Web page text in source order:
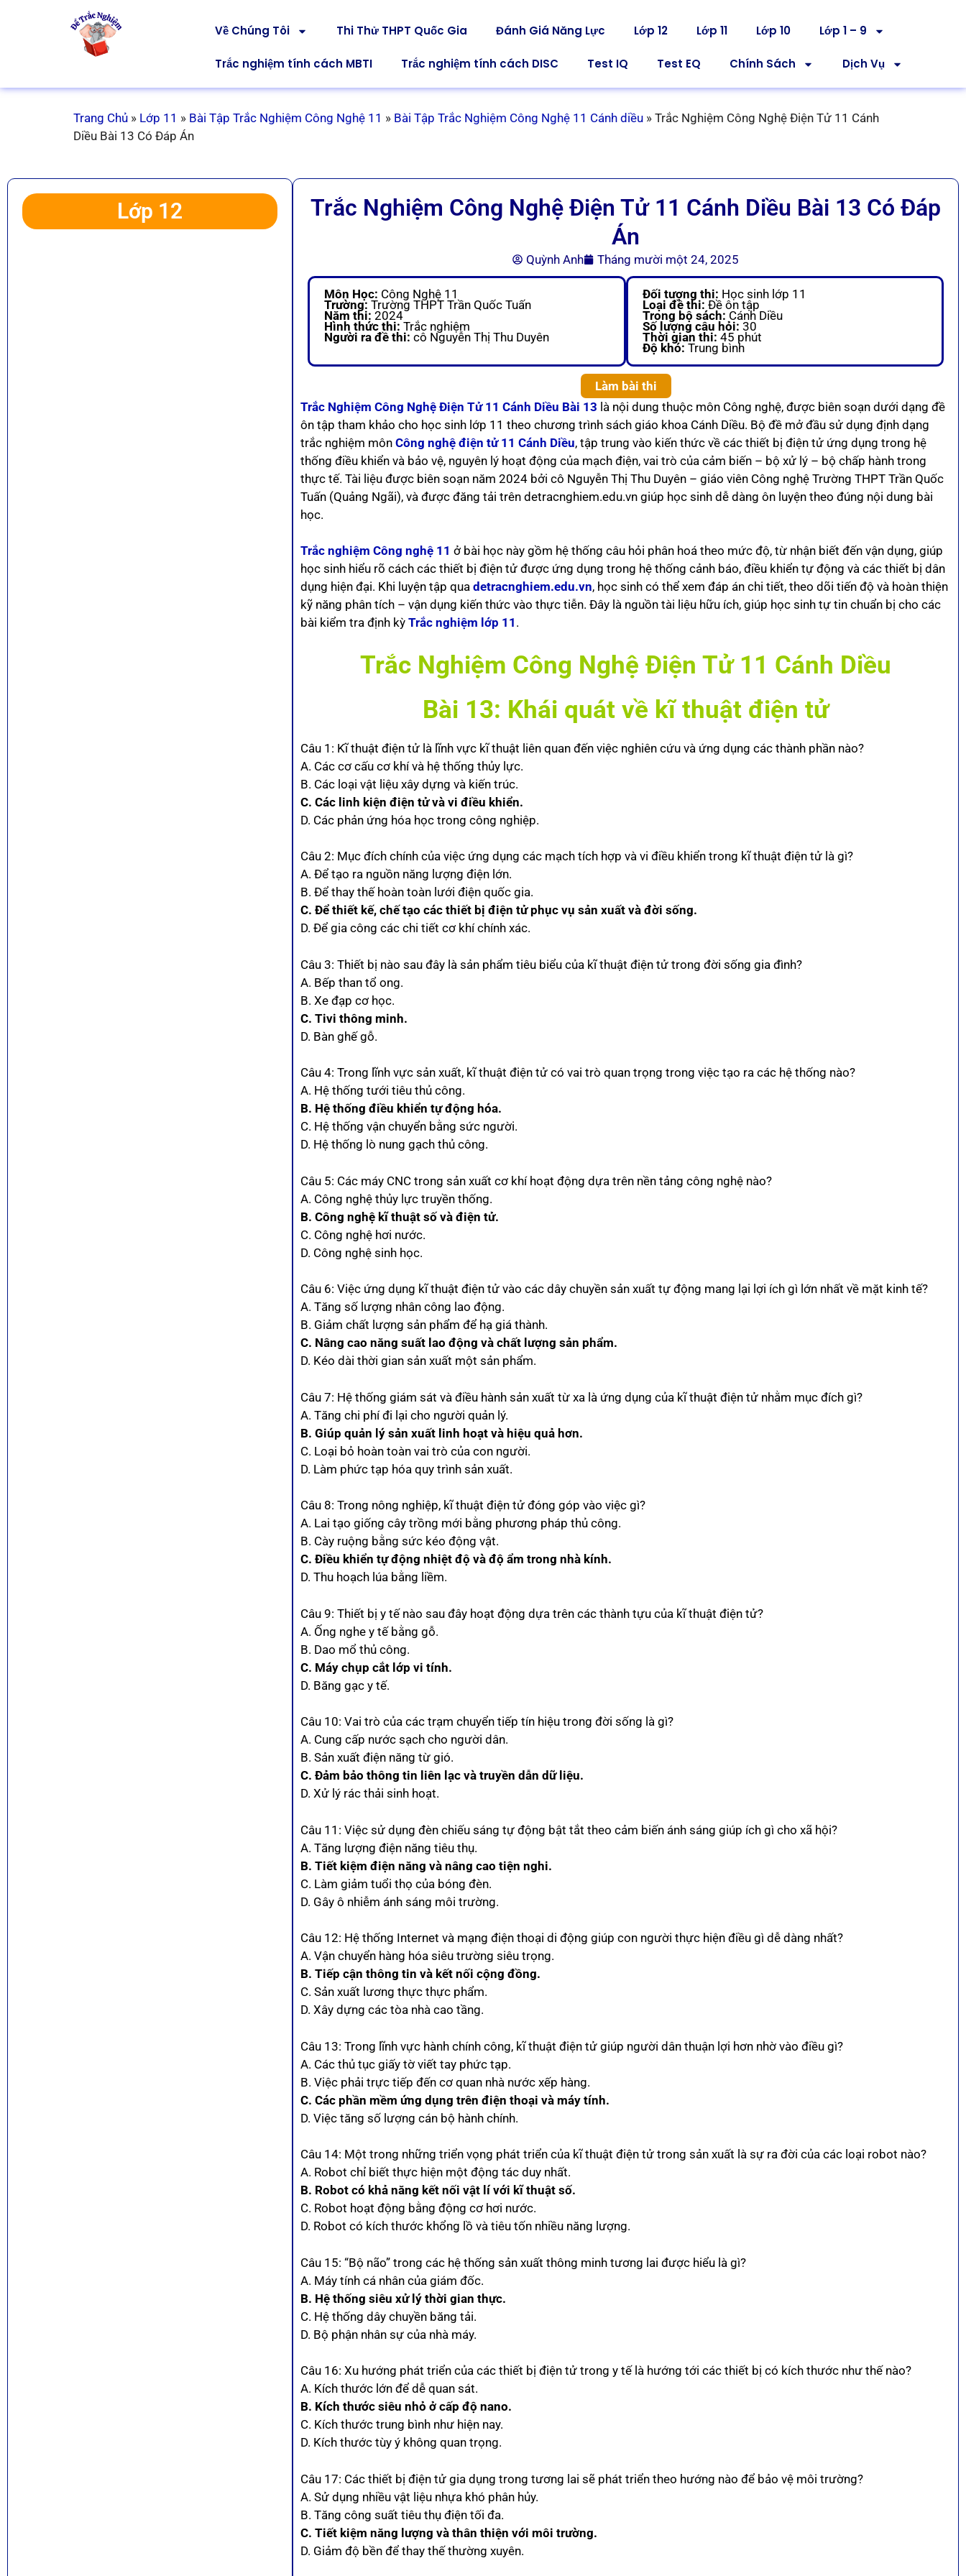
Về Chúng Tôi Thi Thử THPT Quốc Gia Đánh Giá Năng Lực Lớp 12 Lớp 11 Lớp 10 Lớp 1 – 9
Trắc nghiệm tính cách MBTI Trắc nghiệm tính cách DISC Test IQ Test EQ Chính Sách Dịch Vụ
Trang Chủ » Lớp 11 » Bài Tập Trắc Nghiệm Công Nghệ 11 » Bài Tập Trắc Nghiệm Công Nghệ 11 Cánh diều » Trắc Nghiệm Công Nghệ Điện Tử 11 Cánh
Diều Bài 13 Có Đáp Án
Lớp 12
Trắc Nghiệm Công Nghệ Điện Tử 11 Cánh Diều Bài 13 Có Đáp
Án
Quỳnh Anh Tháng mười một 24, 2025
Môn Học: Công Nghệ 11
Trường: Trường THPT Trần Quốc Tuấn
Năm thi:2024
Hình thức thi:Trắc nghiệm
Người ra đề thi:cô Nguyễn Thị Thu Duyên
Đối tượng thi: Học sinh lớp 11
Loại đề thi: Đề ôn tập
Trong bộ sách: Cánh Diều
Số lượng câu hỏi: 30
Thời gian thi: 45 phút
Độ khó: Trung bình
Làm bài thi
Trắc Nghiệm Công Nghệ Điện Tử 11 Cánh Diều Bài 13 là nội dung thuộc môn Công nghệ, được biên soạn dưới dạng đề
ôn tập tham khảo cho học sinh lớp 11 theo chương trình sách giáo khoa Cánh Diều. Bộ đề mở đầu sử dụng định dạng
trắc nghiệm mônCông nghệ điện tử 11 Cánh Diều, tập trung vào kiến thức về các thiết bị điện tử ứng dụng trong hệ
thống điều khiển và bảo vệ, nguyên lý hoạt động của mạch điện, vai trò của cảm biến – bộ xử lý – bộ chấp hành trong
thực tế. Tài liệu được biên soạn năm 2024 bởi cô Nguyễn Thị Thu Duyên – giáo viên Công nghệ Trường THPT Trần Quốc
Tuấn (Quảng Ngãi), và được đăng tải trên detracnghiem.edu.vn giúp học sinh dễ dàng ôn luyện theo đúng nội dung bài
học.
Trắc nghiệm Công nghệ 11 ở bài học này gồm hệ thống câu hỏi phân hoá theo mức độ, từ nhận biết đến vận dụng, giúp
học sinh hiểu rõ cách các thiết bị điện tử được ứng dụng trong hệ thống cảnh báo, điều khiển tự động và các thiết bị dân
dụng hiện đại. Khi luyện tập quadetracnghiem.edu.vn, học sinh có thể xem đáp án chi tiết, theo dõi tiến độ và hoàn thiện
kỹ năng phân tích – vận dụng kiến thức vào thực tiễn. Đây là nguồn tài liệu hữu ích, giúp học sinh tự tin chuẩn bị cho các
bài kiểm tra định kỳTrắc nghiệm lớp 11 .
Trắc Nghiệm Công Nghệ Điện Tử 11 Cánh Diều
Bài 13: Khái quát về kĩ thuật điện tử
Câu 1: Kĩ thuật điện tử là lĩnh vực kĩ thuật liên quan đến việc nghiên cứu và ứng dụng các thành phần nào?
A. Các cơ cấu cơ khí và hệ thống thủy lực.
B. Các loại vật liệu xây dựng và kiến trúc.
C. Các linh kiện điện tử và vi điều khiển.
D. Các phản ứng hóa học trong công nghiệp.
Câu 2: Mục đích chính của việc ứng dụng các mạch tích hợp và vi điều khiển trong kĩ thuật điện tử là gì?
A. Để tạo ra nguồn năng lượng điện lớn.
B. Để thay thế hoàn toàn lưới điện quốc gia.
C. Để thiết kế, chế tạo các thiết bị điện tử phục vụ sản xuất và đời sống.
D. Để gia công các chi tiết cơ khí chính xác.
Câu 3: Thiết bị nào sau đây là sản phẩm tiêu biểu của kĩ thuật điện tử trong đời sống gia đình?
A. Bếp than tổ ong.
B. Xe đạp cơ học.
C. Tivi thông minh.
D. Bàn ghế gỗ.
Câu 4: Trong lĩnh vực sản xuất, kĩ thuật điện tử có vai trò quan trọng trong việc tạo ra các hệ thống nào?
A. Hệ thống tưới tiêu thủ công.
B. Hệ thống điều khiển tự động hóa.
C. Hệ thống vận chuyển bằng sức người.
D. Hệ thống lò nung gạch thủ công.
Câu 5: Các máy CNC trong sản xuất cơ khí hoạt động dựa trên nền tảng công nghệ nào?
A. Công nghệ thủy lực truyền thống.
B. Công nghệ kĩ thuật số và điện tử.
C. Công nghệ hơi nước.
D. Công nghệ sinh học.
Câu 6: Việc ứng dụng kĩ thuật điện tử vào các dây chuyền sản xuất tự động mang lại lợi ích gì lớn nhất về mặt kinh tế?
A. Tăng số lượng nhân công lao động.
B. Giảm chất lượng sản phẩm để hạ giá thành.
C. Nâng cao năng suất lao động và chất lượng sản phẩm.
D. Kéo dài thời gian sản xuất một sản phẩm.
Câu 7: Hệ thống giám sát và điều hành sản xuất từ xa là ứng dụng của kĩ thuật điện tử nhằm mục đích gì?
A. Tăng chi phí đi lại cho người quản lý.
B. Giúp quản lý sản xuất linh hoạt và hiệu quả hơn.
C. Loại bỏ hoàn toàn vai trò của con người.
D. Làm phức tạp hóa quy trình sản xuất.
Câu 8: Trong nông nghiệp, kĩ thuật điện tử đóng góp vào việc gì?
A. Lai tạo giống cây trồng mới bằng phương pháp thủ công.
B. Cày ruộng bằng sức kéo động vật.
C. Điều khiển tự động nhiệt độ và độ ẩm trong nhà kính.
D. Thu hoạch lúa bằng liềm.
Câu 9: Thiết bị y tế nào sau đây hoạt động dựa trên các thành tựu của kĩ thuật điện tử?
A. Ống nghe y tế bằng gỗ.
B. Dao mổ thủ công.
C. Máy chụp cắt lớp vi tính.
D. Băng gạc y tế.
Câu 10: Vai trò của các trạm chuyển tiếp tín hiệu trong đời sống là gì?
A. Cung cấp nước sạch cho người dân.
B. Sản xuất điện năng từ gió.
C. Đảm bảo thông tin liên lạc và truyền dẫn dữ liệu.
D. Xử lý rác thải sinh hoạt.
Câu 11: Việc sử dụng đèn chiếu sáng tự động bật tắt theo cảm biến ánh sáng giúp ích gì cho xã hội?
A. Tăng lượng điện năng tiêu thụ.
B. Tiết kiệm điện năng và nâng cao tiện nghi.
C. Làm giảm tuổi thọ của bóng đèn.
D. Gây ô nhiễm ánh sáng môi trường.
Câu 12: Hệ thống Internet và mạng điện thoại di động giúp con người thực hiện điều gì dễ dàng nhất?
A. Vận chuyển hàng hóa siêu trường siêu trọng.
B. Tiếp cận thông tin và kết nối cộng đồng.
C. Sản xuất lương thực thực phẩm.
D. Xây dựng các tòa nhà cao tầng.
Câu 13: Trong lĩnh vực hành chính công, kĩ thuật điện tử giúp người dân thuận lợi hơn nhờ vào điều gì?
A. Các thủ tục giấy tờ viết tay phức tạp.
B. Việc phải trực tiếp đến cơ quan nhà nước xếp hàng.
C. Các phần mềm ứng dụng trên điện thoại và máy tính.
D. Việc tăng số lượng cán bộ hành chính.
Câu 14: Một trong những triển vọng phát triển của kĩ thuật điện tử trong sản xuất là sự ra đời của các loại robot nào?
A. Robot chỉ biết thực hiện một động tác duy nhất.
B. Robot có khả năng kết nối vật lí với kĩ thuật số.
C. Robot hoạt động bằng động cơ hơi nước.
D. Robot có kích thước khổng lồ và tiêu tốn nhiều năng lượng.
Câu 15: “Bộ não” trong các hệ thống sản xuất thông minh tương lai được hiểu là gì?
A. Máy tính cá nhân của giám đốc.
B. Hệ thống siêu xử lý thời gian thực.
C. Hệ thống dây chuyền băng tải.
D. Bộ phận nhân sự của nhà máy.
Câu 16: Xu hướng phát triển của các thiết bị điện tử trong y tế là hướng tới các thiết bị có kích thước như thế nào?
A. Kích thước lớn để dễ quan sát.
B. Kích thước siêu nhỏ ở cấp độ nano.
C. Kích thước trung bình như hiện nay.
D. Kích thước tùy ý không quan trọng.
Câu 17: Các thiết bị điện tử gia dụng trong tương lai sẽ phát triển theo hướng nào để bảo vệ môi trường?
A. Sử dụng nhiều vật liệu nhựa khó phân hủy.
B. Tăng công suất tiêu thụ điện tối đa.
C. Tiết kiệm năng lượng và thân thiện với môi trường.
D. Giảm độ bền để thay thế thường xuyên.